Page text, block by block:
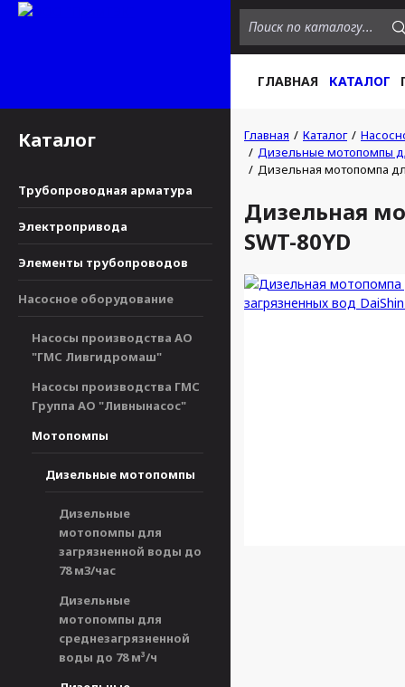
ГЛАВНАЯ КАТАЛОГ
Каталог
Трубопроводная арматура
Электропривода
Элементы трубопроводов
Насосное оборудование
Насосы производства АО
"ГМС Ливгидромаш"
Насосы производства ГМС
Группа АО "Ливнынасос"
Мотопомпы
Дизельные мотопомпы
Дизельные
мотопомпы для
загрязненной воды до
78 м3/час
Дизельные
мотопомпы для
среднезагрязненной
воды до 78 м³/ч
Главная Каталог
Дизельные мотопомпы
Дизельная мотопомпа
Дизельная
SWT-80YD